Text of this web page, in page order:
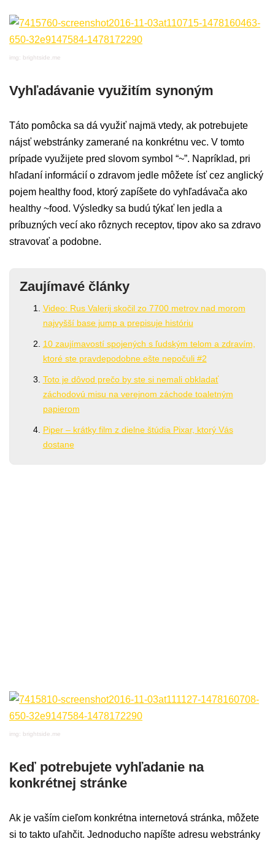
img: brightside.me
Vyhľadávanie využitím synoným
Táto pomôcka sa dá využiť najmä vtedy, ak potrebujete
nájsť webstránky zamerané na konkrétnu vec. V tomto
prípade využijete pred slovom symbol “~”. Napríklad, pri
hľadaní informácií o zdravom jedle môžete ísť cez anglický
pojem healthy food, ktorý zapíšete do vyhľadávača ako
healthy ~food. Výsledky sa budú týkať len jedla a
príbuzných vecí ako rôznych receptov, tipov ako sa zdravo
stravovať a podobne.
Zaujímavé články
Video: Rus Valerij skočil zo 7700 metrov nad morom
najvyšší base jump a prepisuje históriu
10 zaujímavostí spojených s ľudským telom a zdravím,
ktoré ste pravdepodobne ešte nepočuli #2
Toto je dôvod prečo by ste si nemali obkladať
záchodovú misu na verejnom záchode toaletným
papierom
Piper – krátky film z dielne štúdia Pixar, ktorý Vás
dostane
img: brightside.me
Keď potrebujete vyhľadanie na
konkrétnej stránke
Ak je vaším cieľom konkrétna internetová stránka, môžete
si to takto uľahčit. Jednoducho napíšte adresu webstránky